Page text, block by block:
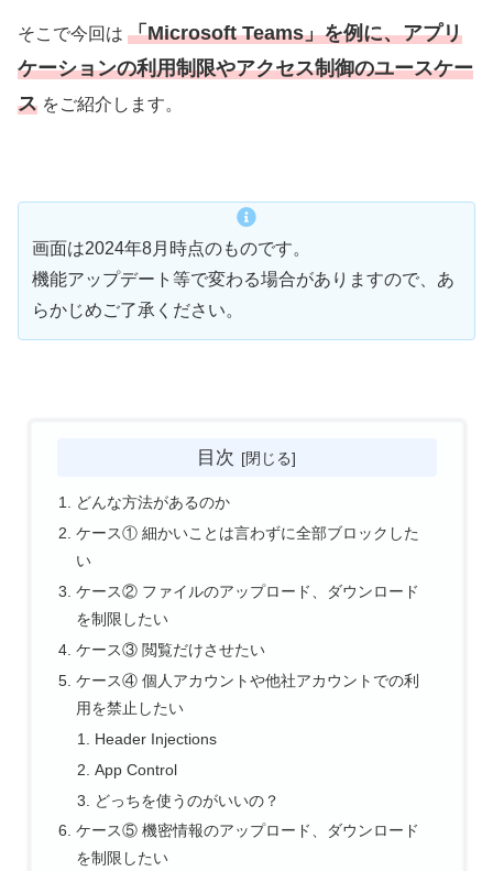
そこで今回は 「Microsoft Teams」を例に、アプリ
ケーションの利用制限やアクセス制御のユースケー
ス をご紹介します。
画⾯は2024年8⽉時点のものです。
機能アップデート等で変わる場合がありますので、あ
らかじめご了承ください。
目次
どんな方法があるのか
ケース① 細かいことは言わずに全部ブロックした
い
ケース② ファイルのアップロード、ダウンロード
を制限したい
ケース③ 閲覧だけさせたい
ケース④ 個人アカウントや他社アカウントでの利
用を禁止したい
Header Injections
App Control
どっちを使うのがいいの？
ケース⑤ 機密情報のアップロード、ダウンロード
を制限したい